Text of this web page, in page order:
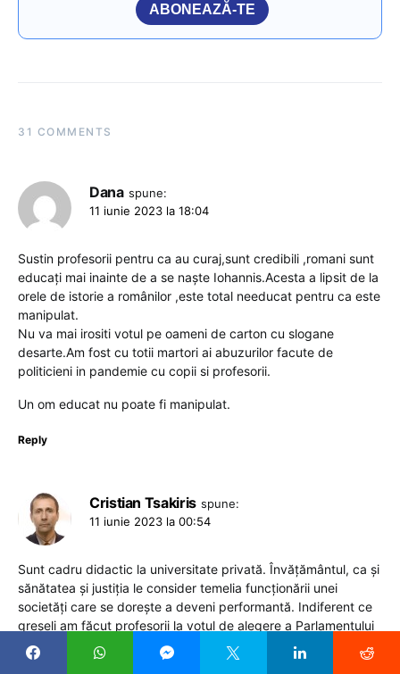
ABONEAZĂ-TE
31 COMMENTS
Dana spune:
11 iunie 2023 la 18:04
Sustin profesorii pentru ca au curaj,sunt credibili ,romani sunt
educați mai inainte de a se naște Iohannis.Acesta a lipsit de la
orele de istorie a românilor ,este total needucat pentru ca este
manipulat.
Nu va mai irositi votul pe oameni de carton cu slogane
desarte.Am fost cu totii martori ai abuzurilor facute de
politicieni in pandemie cu copii si profesorii.
Un om educat nu poate fi manipulat.
Reply
Cristian Tsakiris spune:
11 iunie 2023 la 00:54
Sunt cadru didactic la universitate privată. Învățământul, ca și
sănătatea și justiția le consider temelia funcționării unei
societăți care se dorește a deveni performantă. Indiferent ce
greșeli am făcut profesorii la votul de alegere a Parlamentului
României sau a Președintelui României sau erori în practicarea
profesiei, situația existenței noastre de azi pe mâine este